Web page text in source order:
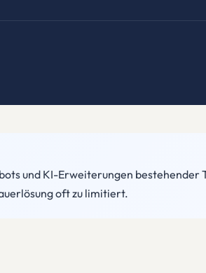
und KI-Erweiterungen bestehender
oft zu limitiert.